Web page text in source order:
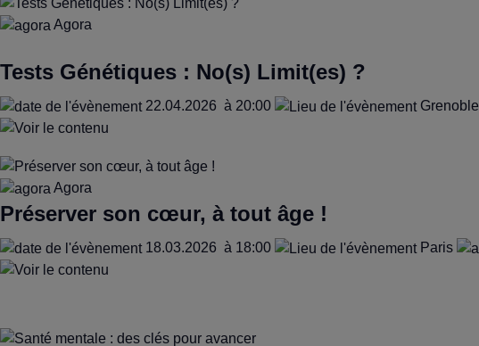
Agora
Tests Génétiques : No(s) Limit(es) ?
22.04.2026 à 20:00 Grenoble
Agora
Préserver son cœur, à tout âge !
18.03.2026 à 18:00 Paris